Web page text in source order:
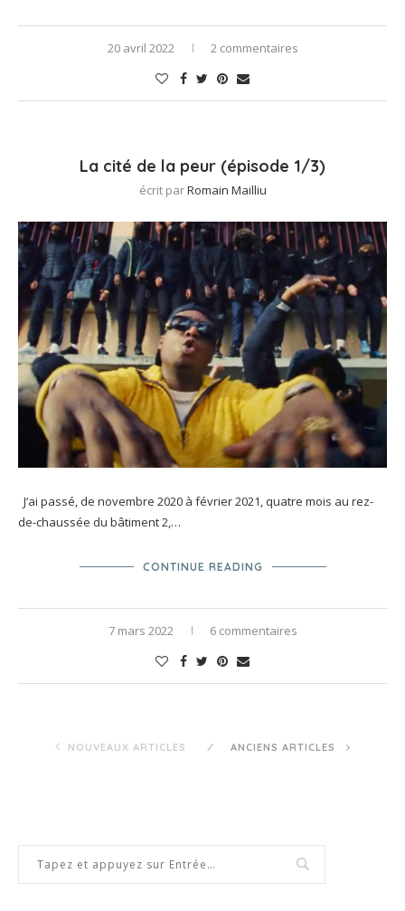
20 avril 2022 2 commentaires
La cité de la peur (épisode 1/3)
écrit parRomain Mailliu
J’ai passé, de novembre 2020 à février 2021, quatre mois au rez-
de-chaussée du bâtiment 2,…
CONTINUE READING
7 mars 2022 6 commentaires
NOUVEAUX ARTICLES ANCIENS ARTICLES